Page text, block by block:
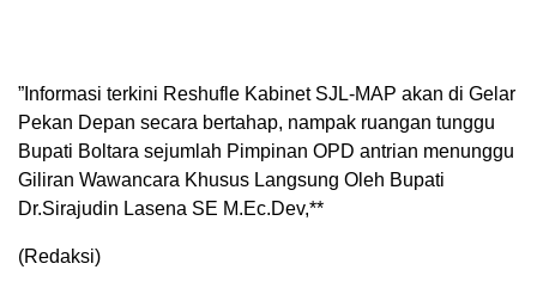
‎”Informasi terkini Reshufle Kabinet SJL-MAP akan di Gelar
Pekan Depan secara bertahap, nampak ruangan tunggu
Bupati Boltara sejumlah Pimpinan OPD antrian menunggu
Giliran Wawancara Khusus Langsung Oleh Bupati
Dr.Sirajudin Lasena SE M.Ec.Dev,**
(Redaksi)